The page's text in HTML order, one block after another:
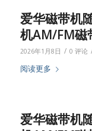
爱华磁带机
机AM/FM磁
2026年1月8日 / 0 评论
阅读更多
爱华磁带机